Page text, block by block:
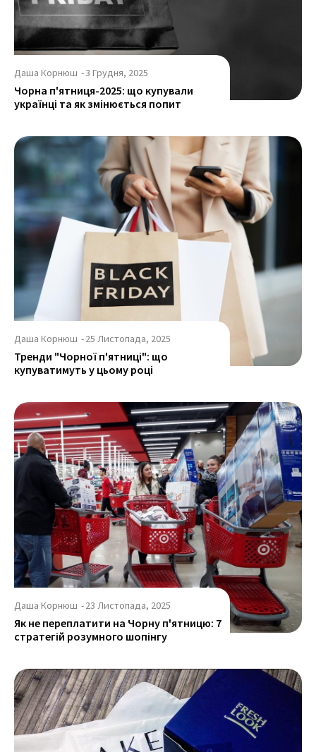
Даша Корнюш -3 Грудня, 2025
Чорна п'ятниця-2025: що купували
українці та як змінюється попит
Даша Корнюш -25 Листопада, 2025
Тренди "Чорної п'ятниці": що
купуватимуть у цьому році
Даша Корнюш -23 Листопада, 2025
Як не переплатити на Чорну п'ятницю: 7
стратегій розумного шопінгу